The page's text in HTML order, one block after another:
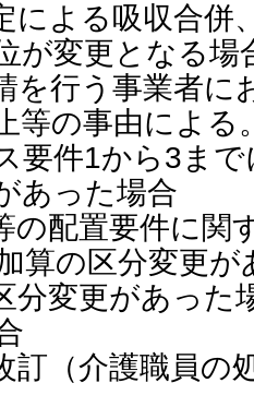
よる吸収合併
が変更となる場
行う事業者に
等の事由によ
件1から3まで
あった場合
配置要件に関
算の区分変更が
変更があった
（介護職員の